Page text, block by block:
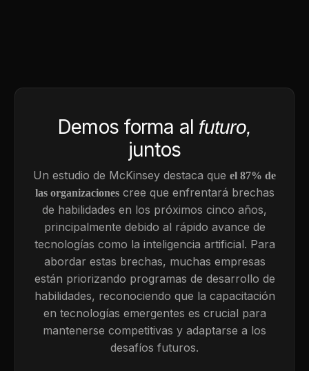
Demos forma al futuro,
juntos
Un estudio de McKinsey destaca que el 87% de
las organizacionescree que enfrentará brechas
de habilidades en los próximos cinco años,
principalmente debido al rápido avance de
tecnologías como la inteligencia artificial. Para
abordar estas brechas, muchas empresas
están priorizando programas de desarrollo de
habilidades, reconociendo que la capacitación
en tecnologías emergentes es crucial para
mantenerse competitivas y adaptarse a los
desafíos futuros.